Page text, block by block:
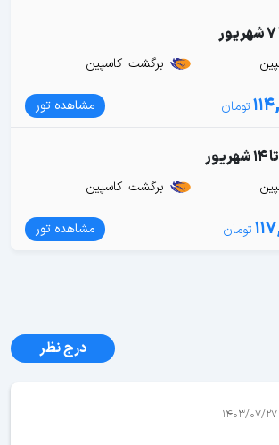
برگشت: کاسپین
مشاهده تور
برگشت: کاسپین
مشاهده تور
درج نظر
1403/07/27